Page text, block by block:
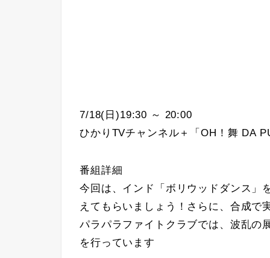
7/18(日)19:30 ～ 20:00
ひかりTVチャンネル＋「OH！舞 DA
番組詳細
今回は、インド「ボリウッドダンス」
えてもらいましょう！さらに、合成
パラパラファイトクラブでは、波乱
を行っています